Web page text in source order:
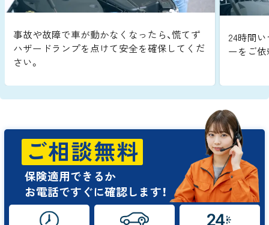
事故や故障で車が動かなくなったら、慌てず
ハザードランプを点けて安全を確保してくだ
さい。
24時間い
ーをご依
ご相談無料
保険適用できるか
お電話ですぐに確認します！